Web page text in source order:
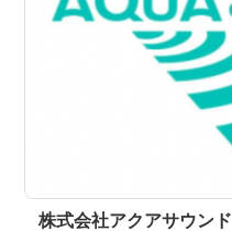
株式会社アクアサウンド